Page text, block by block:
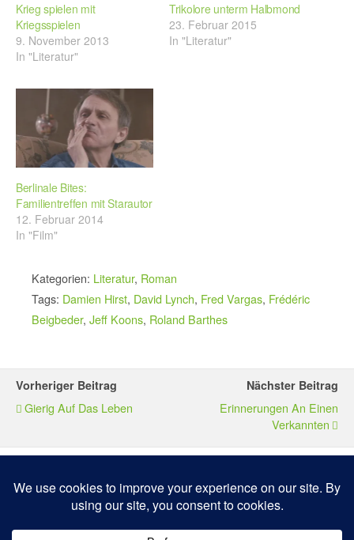
Krieg spielen mit
Kriegsspielen
9. November 2013
In "Literatur"
Trikolore unterm Halbmond
23. Februar 2015
In "Literatur"
Berlinale Bites:
Familientreffen mit Starautor
12. Februar 2014
In "Film"
Kategorien: Literatur, Roman
Tags: Damien Hirst, David Lynch, Fred Vargas, Frédéric
Beigbeder, Jeff Koons, Roland Barthes
Vorheriger Beitrag
Gierig Auf Das Leben
Nächster Beitrag
Erinnerungen An Einen
Verkannten
Zum Seitenanfang
Mobil Desktop